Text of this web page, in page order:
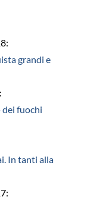
grandi e
dei fuochi
In tanti alla